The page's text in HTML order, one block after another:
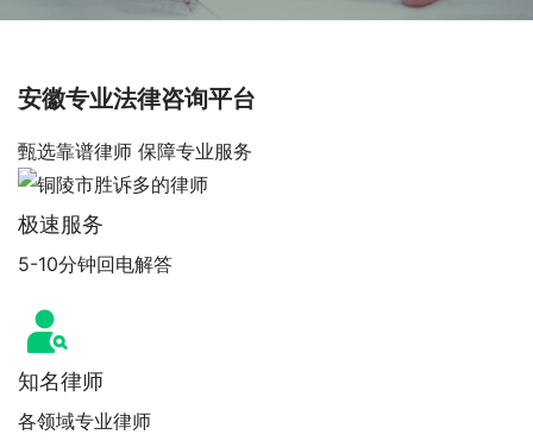
安徽专业法律咨询平台
甄选靠谱律师 保障专业服务
极速服务
5-10分钟回电解答
知名律师
各领域专业律师